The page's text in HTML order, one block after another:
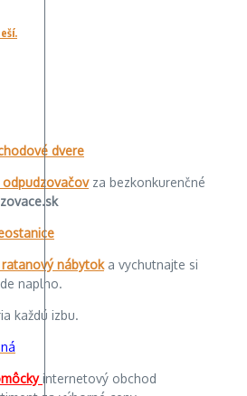
dvere
za bezkonkurenčné
ratanový nábytoka vychutnajte si
naplno.
každú izbu.
internetový obchod